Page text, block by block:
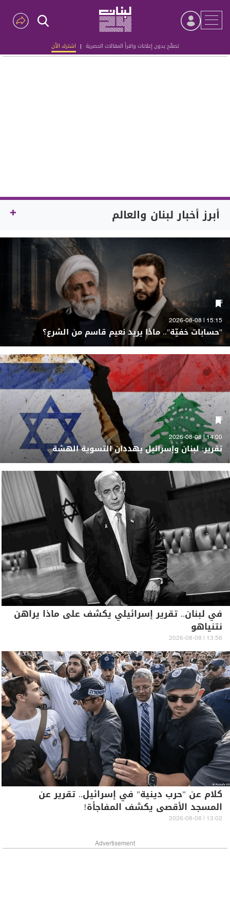
تصفّح بدون إعلانات واقرأ المقالات الحصرية | اشترك الآن
أبرز أخبار لبنان والعالم
15:15 | 2026-08-08
"حسابات خفيّة".. ماذا يريد نعيم قاسم من الشرع؟
14:00 | 2026-08-08
تقرير: لبنان وإسرائيل يهددان التسوية الهشة
في لبنان.. تقرير إسرائيلي يكشف على ماذا يراهن
نتنياهو
13:56 | 2026-08-08
كلام عن "حرب دينية" في إسرائيل.. تقرير عن
المسجد الأقصى يكشف المفاجأة!
13:02 | 2026-08-08
Advertisement